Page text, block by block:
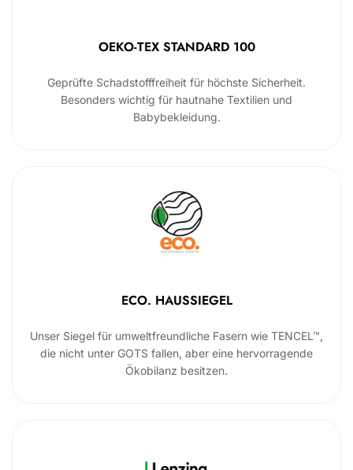
OEKO-TEX STANDARD 100
Geprüfte Schadstofffreiheit für höchste Sicherheit.
Besonders wichtig für hautnahe Textilien und
Babybekleidung.
ECO. HAUSSIEGEL
Unser Siegel für umweltfreundliche Fasern wie TENCEL™,
die nicht unter GOTS fallen, aber eine hervorragende
Ökobilanz besitzen.